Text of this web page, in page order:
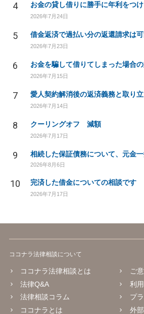
4 お金の貸し借りに勝手に年利をつ
2026年7月24日
5
2026年7月23日
6 お金を騙して借りてしまった場合
2026年7月15日
7 愛人契約解消後の返済義務と取り
2026年7月14日
8 クーリングオフ 減額
2026年7月17日
9
2026年8月6日
10 完済した借金についての相談です
2026年7月17日
ココナラ法律相談について
ココナラ法律相談とは
法律Q&A
法律相談コラム
ココナラとは
ご
利
プ
外